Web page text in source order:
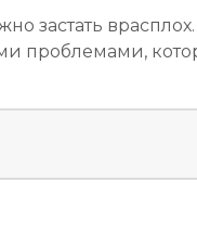
застать
проблемами,